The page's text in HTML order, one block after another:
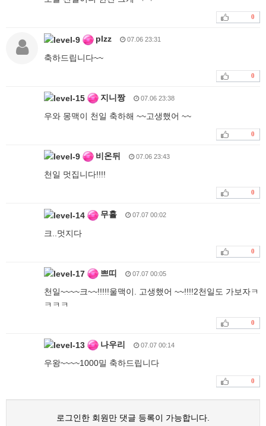
0
plzz 07.06 23:31
축하드립니다~~
0
지니짱 07.06 23:38
우와 몽맥이 천일 축하해 ~~고생했어 ~~
0
비온뒤 07.06 23:43
천일 멋집니다!!!!
0
무휼 07.07 00:02
크..멋지다
0
쁘띠 07.07 00:05
천일~~~~크~~!!!!!울맥이. 고생했어 ~~!!!!2천일도 가보자ㅋ
ㅋㅋㅋ
0
나우리 07.07 00:14
우왕~~~~1000밀 축하드립니다
0
로그인한 회원만 댓글 등록이 가능합니다.